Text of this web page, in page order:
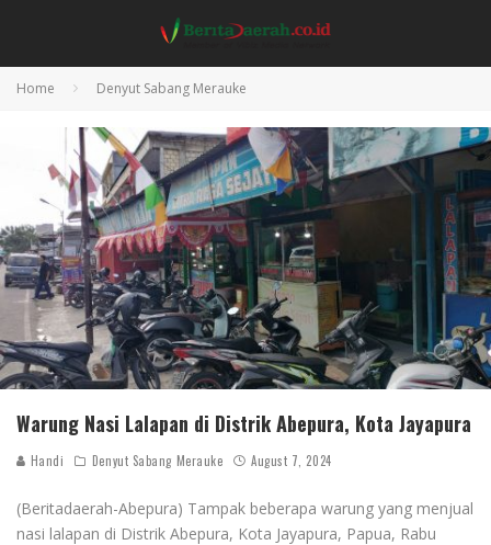
Home Denyut Sabang Merauke
Warung Nasi Lalapan di Distrik Abepura, Kota Jayapura
Handi Denyut Sabang Merauke August 7, 2024
(Beritadaerah-Abepura) Tampak beberapa warung yang menjual
nasi lalapan di Distrik Abepura, Kota Jayapura, Papua, Rabu